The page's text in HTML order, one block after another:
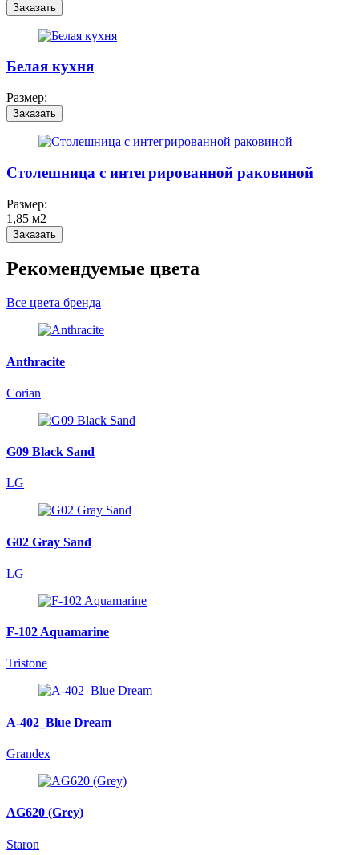
Заказать
Белая кухня
Размер:
Заказать
Столешница c интегрированной раковиной
Размер:
1,85 м2
Заказать
Рекомендуемые цвета
Все цвета бренда
Anthracite
Corian
G09 Black Sand
LG
G02 Gray Sand
LG
F-102 Aquamarine
Tristone
A-402_Blue Dream
Grandex
AG620 (Grey)
Staron